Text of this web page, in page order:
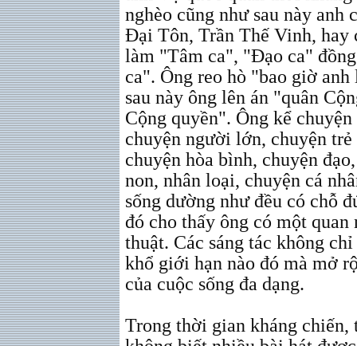
nghèo cũng như sau này anh
Đại Tôn, Trần Thế Vinh, hay
làm "Tâm ca", "Đạo ca"
ca". Ông reo hò "bao giờ
sau này ông lên án "quân
Cộng quyền". Ông kể
chuyện người lớn, chuyện
chuyện hòa bình, chuyện
non, nhân loại, chuyện cá
sống dường như đều có chỗ
đó cho thấy ông có một
thuật. Các sáng tác không
khổ giới hạn nào đó mà mở
của cuộc sống đa dạng.
Trong thời gian kháng chiến,